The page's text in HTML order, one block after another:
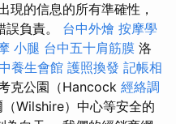
現的信息的所有準確性，
負責。 台中外燴 按摩學
小腿 台中五十肩筋膜 洛
養生會館 護照換發 記帳相
克公園（Hancock 經絡調
Wilshire）中心等安全的